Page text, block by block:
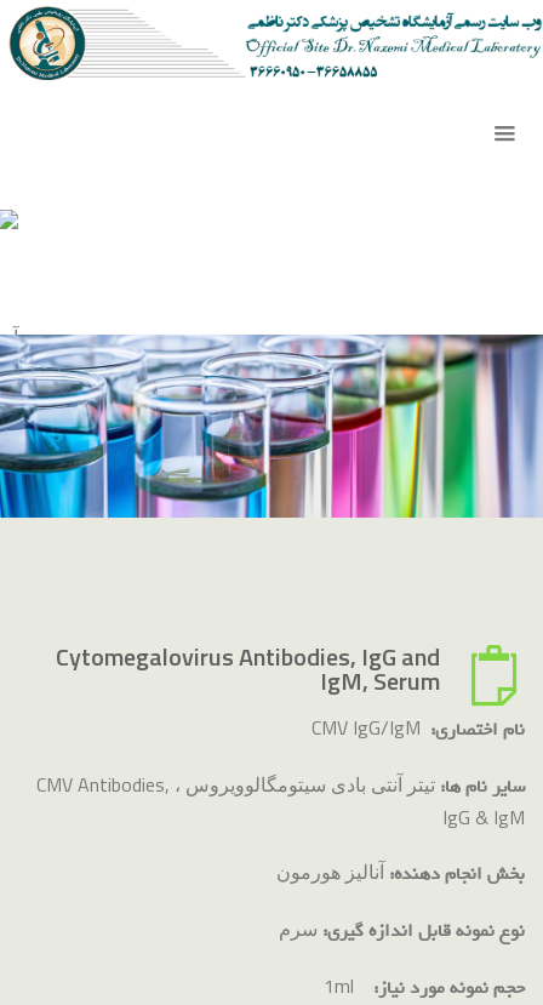
Cytomegalovirus Antibodies, IgG and
IgM, Serum
نام اختصاری: CMV IgG/IgM
سایر نام ها:
تیتر آنتی بادی سیتومگالوویروس ، CMV Antibodies,
IgG & IgM
بخش انجام دهنده: آنالیز هورمون
نوع نمونه قابل اندازه گیری: سرم
حجم نمونه مورد نیاز: